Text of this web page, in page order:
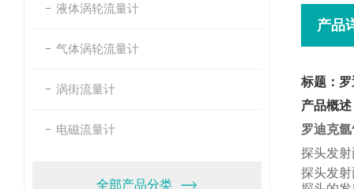
液体涡轮流量计
气体涡轮流量计
涡街流量计
电磁流量计
全部产品分类
产品
标题：
产品概述
罗迪克
探头发
探头发